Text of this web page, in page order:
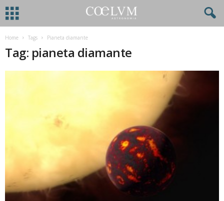
Home Tags Pianeta diamante
Tag: pianeta diamante